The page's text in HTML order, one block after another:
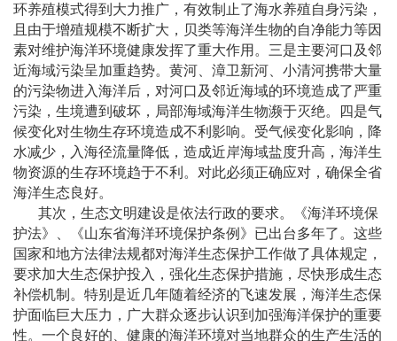
环养殖模式得到大力推广，有效制止了海水养殖自身污染，
且由于增殖规模不断扩大，贝类等海洋生物的自净能力等因
素对维护海洋环境健康发挥了重大作用。三是主要河口及邻
近海域污染呈加重趋势。黄河、漳卫新河、小清河携带大量
的污染物进入海洋后，对河口及邻近海域的环境造成了严重
污染，生境遭到破坏，局部海域海洋生物濒于灭绝。四是气
候变化对生物生存环境造成不利影响。受气候变化影响，降
水减少，入海径流量降低，造成近岸海域盐度升高，海洋生
物资源的生存环境趋于不利。对此必须正确应对，确保全省
海洋生态良好。
其次，生态文明建设是依法行政的要求。《海洋环境保
护法》、《山东省海洋环境保护条例》已出台多年了。这些
国家和地方法律法规都对海洋生态保护工作做了具体规定，
要求加大生态保护投入，强化生态保护措施，尽快形成生态
补偿机制。特别是近几年随着经济的飞速发展，海洋生态保
护面临巨大压力，广大群众逐步认识到加强海洋保护的重要
性。一个良好的、健康的海洋环境对当地群众的生产生活的